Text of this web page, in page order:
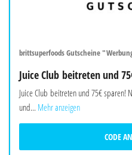
brittsuperfoods Gutscheine
Juice Club beitreten und
Juice Club beitreten und 75€ sparen!
und... Mehr anzeigen
CODE